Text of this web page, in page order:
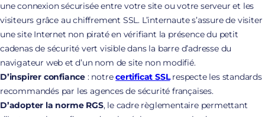
une connexion sécurisée entre votre site ou votre serveur et les
visiteurs grâce au chiffrement SSL. L’internaute s’assure de visiter
une site Internet non piraté en vérifiant la présence du petit
cadenas de sécurité vert visible dans la barre d’adresse du
navigateur web et d’un nom de site non modifié.
D’inspirer confiance : notrecertificat SSLrespecte les standards
recommandés par les agences de sécurité françaises.
D’adopter la norme RGS, le cadre règlementaire permettant